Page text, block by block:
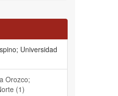
Universidad
Orozco;
(1)